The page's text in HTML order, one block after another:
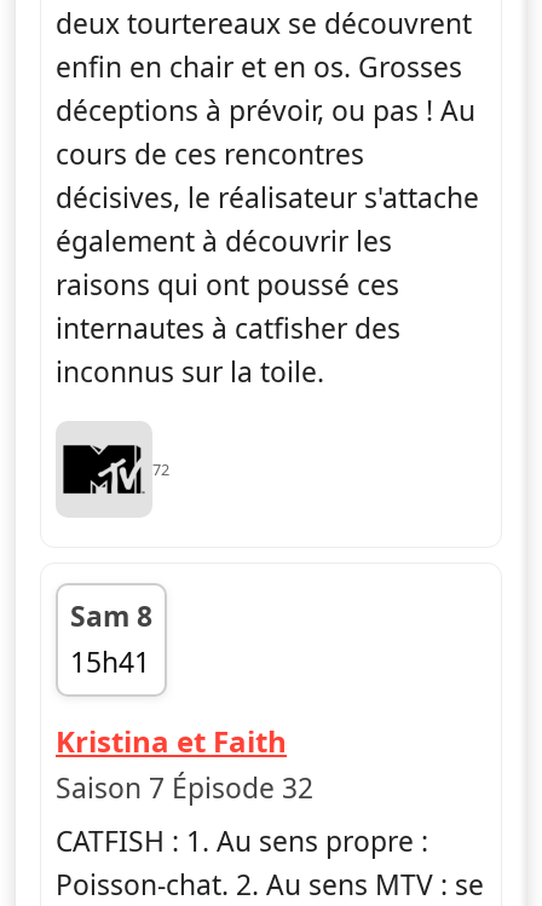
deux tourtereaux se découvrent
enfin en chair et en os. Grosses
déceptions à prévoir, ou pas ! Au
cours de ces rencontres
décisives, le réalisateur s'attache
également à découvrir les
raisons qui ont poussé ces
internautes à catfisher des
inconnus sur la toile.
72
Sam 8
15h41
fin 16h24
Kristina et Faith
Saison 7 Épisode 32
CATFISH : 1. Au sens propre :
Poisson-chat. 2. Au sens MTV : se